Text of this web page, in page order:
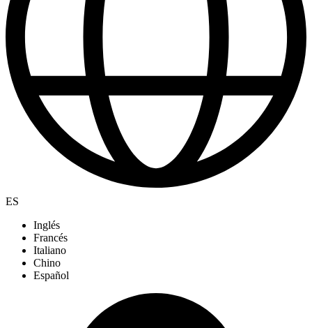
ES
Inglés
Francés
Italiano
Chino
Español